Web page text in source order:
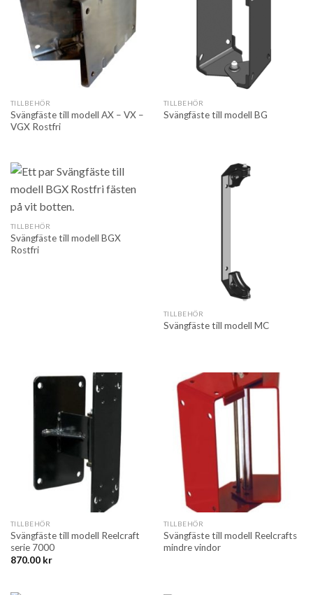
TILLBEHÖR
Svängfäste till modell AX – VX –
VGX Rostfri
TILLBEHÖR
Svängfäste till modell BG
TILLBEHÖR
Svängfäste till modell BGX
Rostfri
TILLBEHÖR
Svängfäste till modell MC
TILLBEHÖR
Svängfäste till modell Reelcraft
serie 7000
870.00 kr
TILLBEHÖR
Svängfäste till modell Reelcrafts
mindre vindor